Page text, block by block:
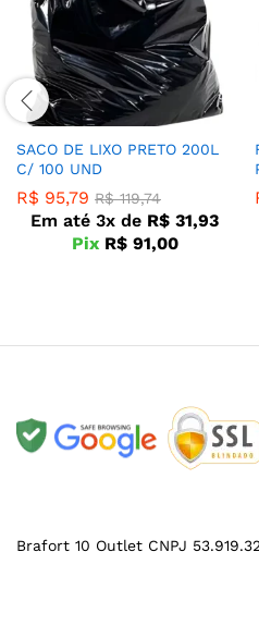
SACO DE LIXO PRETO 200L
C/ 100 UND
R$ 95,79 R$119,74
Em até 3x de R$ 31,93
Pix R$91,00
Brafort 10 Outlet CNPJ